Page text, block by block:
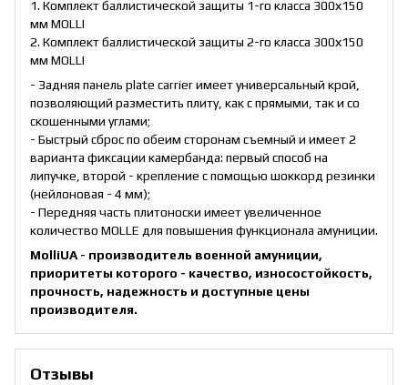
1. Комплект баллистической защиты 1-го класса 300х150
мм MOLLI
2. Комплект баллистической защиты 2-го класса 300х150
мм MOLLI
- Задняя панель plate carrier имеет универсальный крой,
позволяющий разместить плиту, как с прямыми, так и со
скошенными углами;
- Быстрый сброс по обеим сторонам съемный и имеет 2
варианта фиксации камербанда: первый способ на
липучке, второй - крепление с помощью шоккорд резинки
(нейлоновая - 4 мм);
- Передняя часть плитоноски имеет увеличенное
количество MOLLE для повышения функционала амуниции.
MolliUA - производитель военной амуниции,
приоритеты которого - качество, износостойкость,
прочность, надежность и доступные цены
производителя.
Отзывы